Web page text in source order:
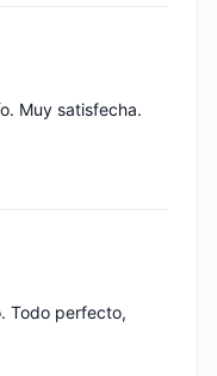
Muy satisfecha.
Todo perfecto,